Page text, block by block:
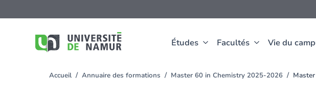
Études Facultés Vie du
au
You
Accueil Annuaire des formations Master 60 in Chemistry 2025-2026